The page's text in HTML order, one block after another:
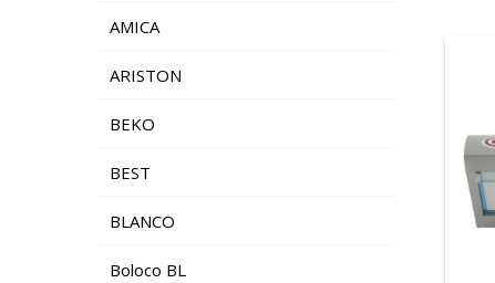
AMICA
ARISTON
BEKO
BEST
BLANCO
Boloco BL